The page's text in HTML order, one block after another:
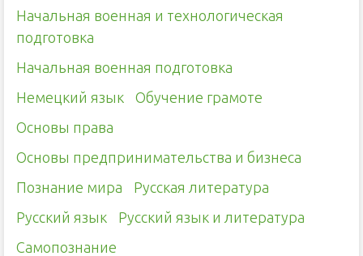
Начальная военная и технологическая
подготовка
Начальная военная подготовка
Немецкий язык
Обучение грамоте
Основы права
Основы предпринимательства и бизнеса
Познание мира
Русская литература
Русский язык
Русский язык и литература
Самопознание